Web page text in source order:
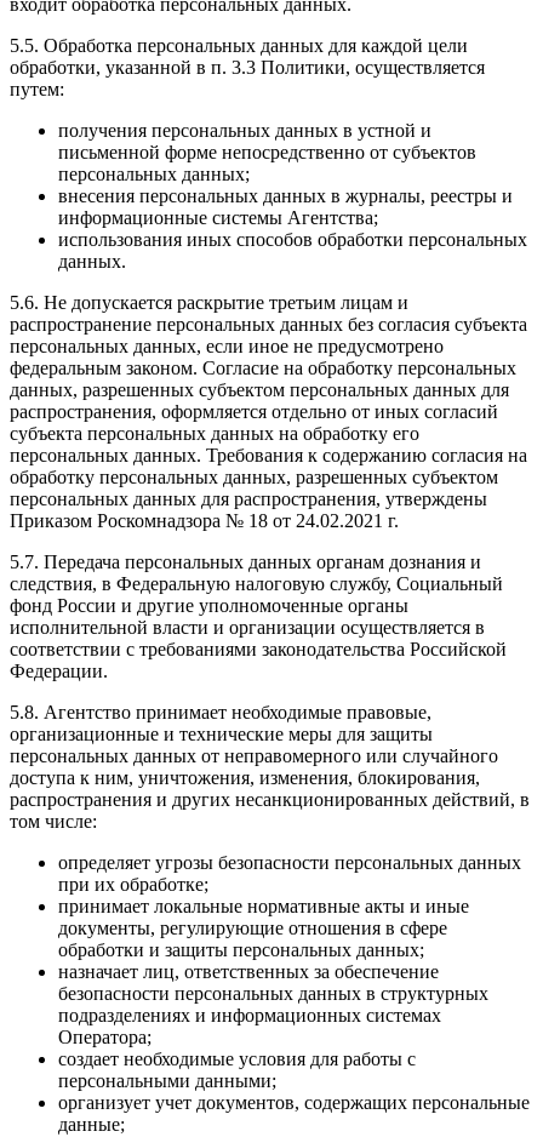
входит обработка персональных данных.
5.5. Обработка персональных данных для каждой цели
обработки, указанной в п. 3.3 Политики, осуществляется
путем:
получения персональных данных в устной и
письменной форме непосредственно от субъектов
персональных данных;
внесения персональных данных в журналы, реестры и
информационные системы Агентства;
использования иных способов обработки персональных
данных.
5.6. Не допускается раскрытие третьим лицам и
распространение персональных данных без согласия субъекта
персональных данных, если иное не предусмотрено
федеральным законом. Согласие на обработку персональных
данных, разрешенных субъектом персональных данных для
распространения, оформляется отдельно от иных согласий
субъекта персональных данных на обработку его
персональных данных. Требования к содержанию согласия на
обработку персональных данных, разрешенных субъектом
персональных данных для распространения, утверждены
Приказом Роскомнадзора № 18 от 24.02.2021 г.
5.7. Передача персональных данных органам дознания и
следствия, в Федеральную налоговую службу, Социальный
фонд России и другие уполномоченные органы
исполнительной власти и организации осуществляется в
соответствии с требованиями законодательства Российской
Федерации.
5.8. Агентство принимает необходимые правовые,
организационные и технические меры для защиты
персональных данных от неправомерного или случайного
доступа к ним, уничтожения, изменения, блокирования,
распространения и других несанкционированных действий, в
том числе:
определяет угрозы безопасности персональных данных
при их обработке;
принимает локальные нормативные акты и иные
документы, регулирующие отношения в сфере
обработки и защиты персональных данных;
назначает лиц, ответственных за обеспечение
безопасности персональных данных в структурных
подразделениях и информационных системах
Оператора;
создает необходимые условия для работы с
персональными данными;
организует учет документов, содержащих персональные
данные;